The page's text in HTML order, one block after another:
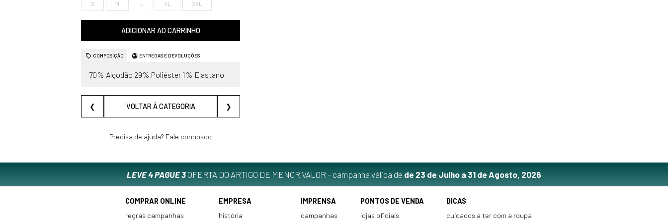
S M L XL XXL
ADICIONAR AO CARRINHO
COMPOSIÇÃO ENTREGAS E DEVOLUÇÕES
70% Algodão 29% Poliéster 1% Elastano
❮ VOLTAR À CATEGORIA ❯
Precisa de ajuda? Fale connosco
LEVE 4 PAGUE 3OFERTA DO ARTIGO DE MENOR VALOR - campanha válida de de 23 de Julho a 31 de Agosto, 2026
COMPRAR ONLINE
regras campanhas
EMPRESA
história
IMPRENSA
campanhas
PONTOS DE VENDA
lojas oficiais
DICAS
cuidados a ter com a roupa